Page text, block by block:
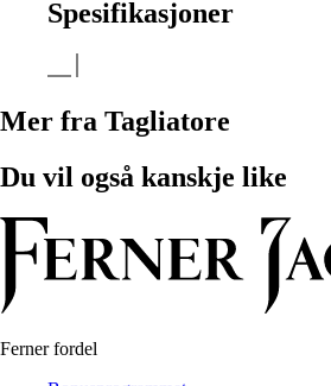
Spesifikasjoner
Mer fra Tagliatore
Du vil også kanskje like
Ferner fordel